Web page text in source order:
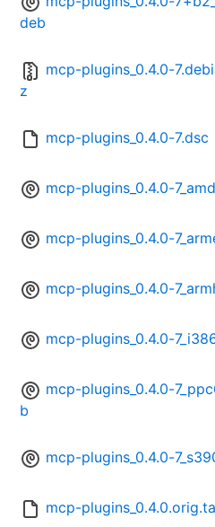
deb
mcp-plugins_0.4.0-
z
mcp-plugins_0.4.0-7.dsc
mcp-plugins_0.4.0-
mcp-plugins_0.4.0-
mcp-plugins_0.4.0-
mcp-plugins_0.4.0-
mcp-plugins_0.4.0-
b
mcp-plugins_0.4.0-
mcp-